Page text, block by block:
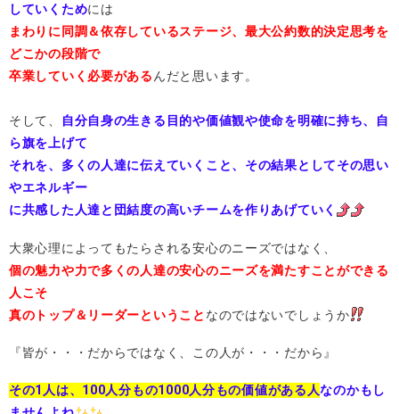
していくためには
まわりに同調＆依存しているステージ、最大公約数的決定思考を
どこかの段階で
卒業していく必要があるんだと思います。
そして、
自分自身の生きる目的や価値観や使命を明確に持ち、自
ら旗を上げて
それを、多くの人達に伝えていくこと、その結果としてその思い
やエネルギー
に共感した人達と団結度の高いチームを作りあげていく
大衆心理によってもたらされる安心のニーズではなく、
個の魅力や力で多くの人達の安心のニーズを満たすことができる
人こそ
真のトップ＆リーダーということ なのではないでしょうか
『皆が・・・だからではなく、この人が・・・だから』
その1人は、100人分もの1000人分もの価値がある人なのかもし